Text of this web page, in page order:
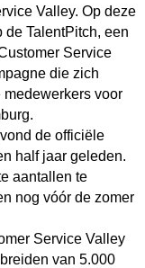
Valley. Op deze
TalentPitch, een
Service
die zich
voor
de officiële
half jaar geleden.
aantallen te
nog vóór de zomer
Service Valley
van 5.000